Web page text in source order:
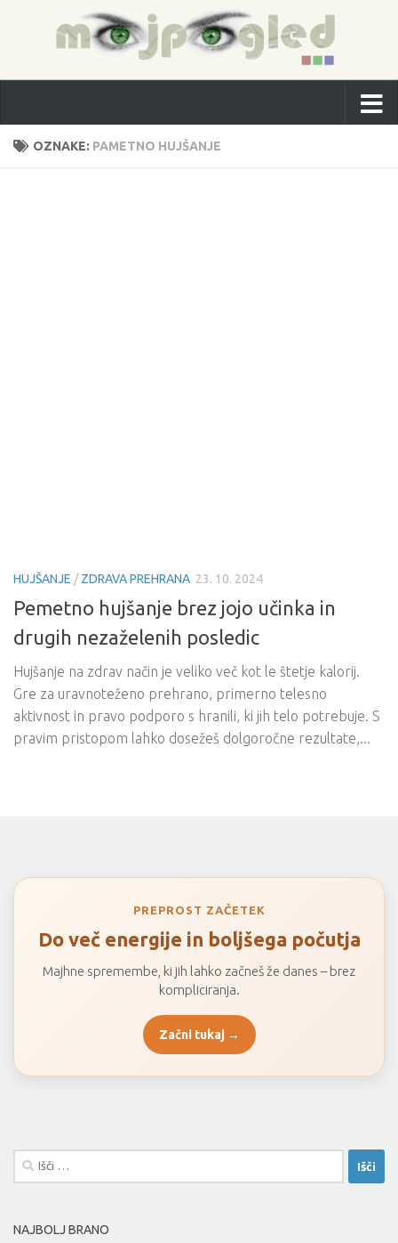
OZNAKE: PAMETNO HUJŠANJE
HUJŠANJE /ZDRAVA PREHRANA 23. 10. 2024
Pemetno hujšanje brez jojo učinka in
drugih nezaželenih posledic
Hujšanje na zdrav način je veliko več kot le štetje kalorij.
Gre za uravnoteženo prehrano, primerno telesno
aktivnost in pravo podporo s hranili, ki jih telo potrebuje. S
pravim pristopom lahko dosežeš dolgoročne rezultate,...
PREPROST ZAČETEK
Do več energije in boljšega počutja
Majhne spremembe, ki jih lahko začneš že danes – brez
kompliciranja.
Začni tukaj →
Išči:
NAJBOLJ BRANO